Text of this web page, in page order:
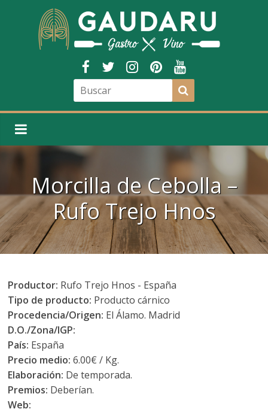
Morcilla de Cebolla –
Rufo Trejo Hnos
Productor: Rufo Trejo Hnos - España
Tipo de producto: Producto cárnico
Procedencia/Origen: El Álamo. Madrid
D.O./Zona/IGP:
País: España
Precio medio: 6.00€ / Kg.
Elaboración: De temporada.
Premios: Deberían.
Web: